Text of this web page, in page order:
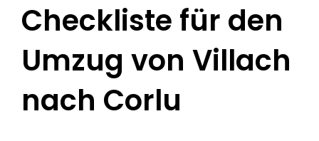
Checkliste für den
Umzug von Villach
nach Corlu